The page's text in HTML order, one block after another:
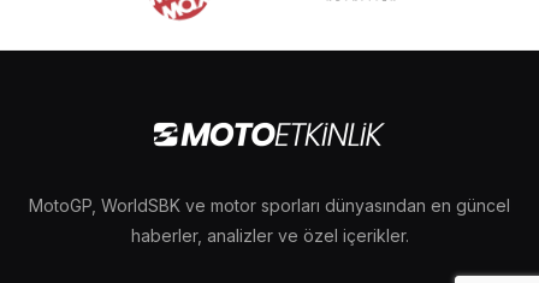
MotoGP, WorldSBK ve motor sporları dünyasından en güncel
haberler, analizler ve özel içerikler.